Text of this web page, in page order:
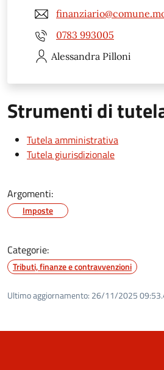
0783 993005
Alessandra Pilloni
Strumenti di
Tutela amministrativa
Tutela giurisdizionale
Argomenti:
Imposte
Categorie:
Tributi, finanze e contravvenzioni
Ultimo aggiornamento: 26/11/2025